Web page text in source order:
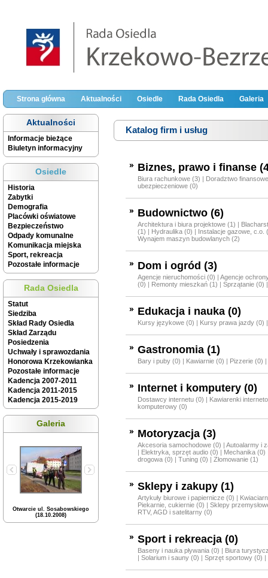
Strona główna Aktualności Osiedle Rada Osiedla Galeria
Aktualności
Informacje bieżące
Biuletyn informacyjny
Osiedle
Historia
Zabytki
Demografia
Placówki oświatowe
Bezpieczeństwo
Odpady komunalne
Komunikacja miejska
Sport, rekreacja
Pozostałe informacje
Rada Osiedla
Statut
Siedziba
Skład Rady Osiedla
Skład Zarządu
Posiedzenia
Uchwały i sprawozdania
Honorowa Krzekowianka
Pozostałe informacje
Kadencja 2007-2011
Kadencja 2011-2015
Kadencja 2015-2019
Galeria
Otwarcie ul. Sosabowskiego
(18.10.2008)
Katalog firm i usług
Biznes, prawo i finanse
Biura rachunkowe (3) | Doradztwo
ubezpieczeniowe (0)
Budownictwo (6)
Architektura i biura projektowe (1) |
(1) | Hydraulika (0) | Instalacje gazowe, c.o.
Wynajem maszyn budowlanych (2)
Dom i ogród (3)
Agencje nieruchomości (0) | Agencje
(0) | Remonty mieszkań (1) | Sprzątanie (0)
Edukacja i nauka (0)
Kursy językowe (0) | Kursy prawa jazdy (0)
Gastronomia (1)
Bary i puby (0) | Kawiarnie (0) | Pizzerie (0) |
Internet i komputery (0)
Dostawcy internetu (0) | Kawiarenki
komputerowy (0)
Motoryzacja (3)
Akcesoria samochodowe (0) | Autoalarmy i
| Elektryka, sprzęt audio (0) | Mechanika (0)
drogowa (0) | Tuning (0) | Złomowanie (1)
Sklepy i zakupy (1)
Artykuły biurowe i papiernicze (0) |
Piekarnie, cukiernie (0) | Sklepy
RTV, AGD i satelitarny (0)
Sport i rekreacja (0)
Baseny i nauka pływania (0) | Biura
| Solarium i sauny (0) | Sprzęt sportowy (0) |